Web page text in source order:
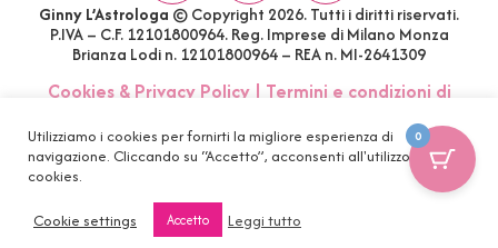
Ginny L’Astrologa © Copyright 2026. Tutti i diritti riservati.
P.IVA – C.F. 12101800964. Reg. Imprese di Milano Monza
Brianza Lodi n. 12101800964 – REA n. MI-2641309
Cookies & Privacy Policy| Termini e condizioni di
Utilizziamo i cookies per fornirti la migliore esperienza di
navigazione. Cliccando su “Accetto”, acconsenti all'utilizzo di tutti i
cookies.
Cookie settings
Accetto Leggi tutto
0